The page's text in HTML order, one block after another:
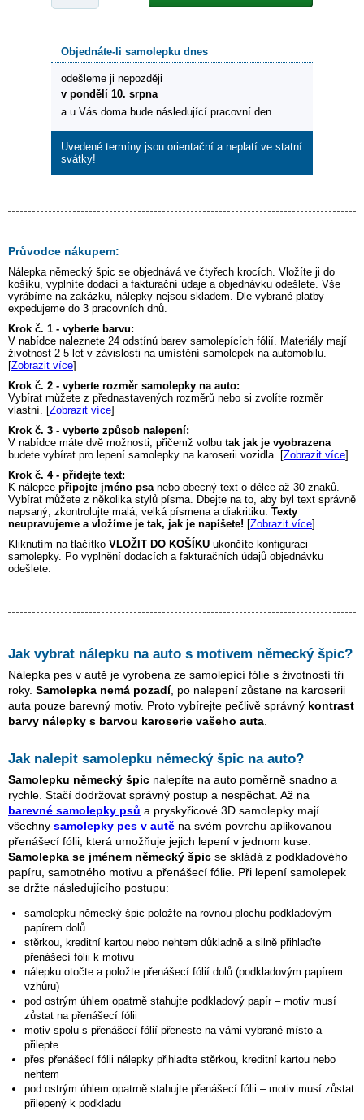
Objednáte-li samolepku dnes
odešleme ji nepozději
v pondělí 10. srpna
a u Vás doma bude následující pracovní den.
Uvedené termíny jsou orientační a neplatí ve statní
svátky!
Průvodce nákupem:
Nálepka německý špic se objednává ve čtyřech krocích. Vložíte ji do
košíku, vyplníte dodací a fakturační údaje a objednávku odešlete. Vše
vyrábíme na zakázku, nálepky nejsou skladem. Dle vybrané platby
expedujeme do 3 pracovních dnů.
Krok č. 1 - vyberte barvu:
V nabídce naleznete 24 odstínů barev samolepících fólií. Materiály mají
životnost 2-5 let v závislosti na umístění samolepek na automobilu.
[Zobrazit více]
Krok č. 2 - vyberte rozměr samolepky na auto:
Vybírat můžete z přednastavených rozměrů nebo si zvolíte rozměr
vlastní. [Zobrazit více]
Krok č. 3 - vyberte způsob nalepení:
V nabídce máte dvě možnosti, přičemž volbu tak jak je vyobrazena
budete vybírat pro lepení samolepky na karoserii vozidla. [Zobrazit více]
Krok č. 4 - přidejte text:
K nálepce připojte jméno psa nebo obecný text o délce až 30 znaků.
Vybírat můžete z několika stylů písma. Dbejte na to, aby byl text správně
napsaný, zkontrolujte malá, velká písmena a diakritiku. Texty
neupravujeme a vložíme je tak, jak je napíšete! [Zobrazit více]
Kliknutím na tlačítko VLOŽIT DO KOŠÍKU ukončíte konfiguraci
samolepky. Po vyplnění dodacích a fakturačních údajů objednávku
odešlete.
Jak vybrat nálepku na auto s motivem německý špic?
Nálepka pes v autě je vyrobena ze samolepící fólie s životností tři
roky. Samolepka nemá pozadí, po nalepení zůstane na karoserii
auta pouze barevný motiv. Proto vybírejte pečlivě správný kontrast
barvy nálepky s barvou karoserie vašeho auta
Jak nalepit samolepku německý špic na auto?
Samolepku německý špic nalepíte na auto poměrně snadno a
rychle. Stačí dodržovat správný postup a nespěchat. Až na
barevné samolepky psů a pryskyřicové 3D samolepky mají
všechny samolepky pes v autě na svém povrchu aplikovanou
přenášecí fólii, která umožňuje jejich lepení v jednom kuse.
Samolepka se jménem německý špic se skládá z podkladového
papíru, samotného motivu a přenášecí fólie. Při lepení samolepek
se držte následujícího postupu:
samolepku německý špic položte na rovnou plochu podkladovým
papírem dolů
stěrkou, kreditní kartou nebo nehtem důkladně a silně přihlaďte
přenášecí fólii k motivu
nálepku otočte a položte přenášecí fólií dolů (podkladovým papírem
vzhůru)
pod ostrým úhlem opatrně stahujte podkladový papír – motiv musí
zůstat na přenášecí fólii
motiv spolu s přenášecí fólií přeneste na vámi vybrané místo a
přilepte
přes přenášecí fólii nálepky přihlaďte stěrkou, kreditní kartou nebo
nehtem
pod ostrým úhlem opatrně stahujte přenášecí fólii – motiv musí zůstat
přilepený k podkladu